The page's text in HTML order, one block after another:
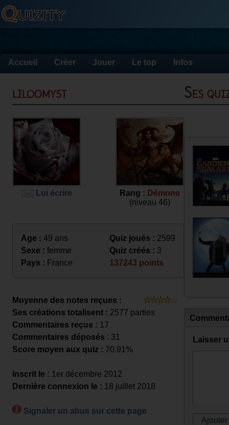
Accueil Créer Jouer Le top Infos
liloomyst
Lui écrire Rang : Démone
(niveau 46)
Age : 49 ans
Sexe : femme
Pays : France
Quiz joués : 2599
Quiz créés : 3
137243 points
Moyenne des notes reçues :
Ses créations totalisent : 2577 parties
Commentaires reçus : 17
Commentaires déposés : 31
Score moyen aux quiz : 70.91%
Inscrit le : 1er décembre 2012
Dernière connexion le : 18 juillet 2018
Signaler un abus sur cette page
Ses
Laisser